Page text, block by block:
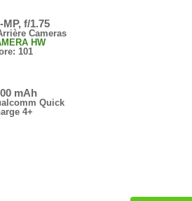
MP, f/1.75
Cameras
HW
101
mAh
Quick
4+